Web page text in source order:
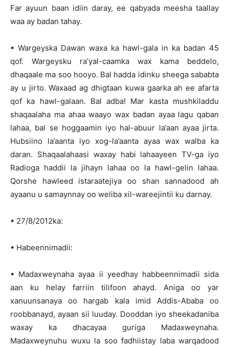
Far ayuun baan idiin daray, ee qabyada meesha taallay
waa ay badan tahay.
• Wargeyska Dawan waxa ka hawl-gala in ka badan 45
qof. Wargeysku ra’yal-caamka wax kama beddelo,
dhaqaale ma soo hooyo. Bal hadda idinku sheega sababta
ay u jirto. Waxaad ag dhigtaan kuwa gaarka ah ee afarta
qof ka hawl-galaan. Bal adba! Mar kasta mushkiladdu
shaqaalaha ma ahaa waayo wax badan ayaa lagu qaban
lahaa, bal se hoggaamin iyo hal-abuur la’aan ayaa jirta.
Hubsiino la’aanta iyo xog-la’aanta ayaa wax walba ka
daran. Shaqaalahaasi waxay habi lahaayeen TV-ga iyo
Radioga haddii la jihayn lahaa oo la hawl-gelin lahaa.
Qorshe hawleed istaraatejiya oo shan sannadood ah
ayaanu u samaynnay oo weliba xil-wareejintii ku darnay.
• 27/8/2012ka:
• Habeennimadii:
• Madaxweynaha ayaa ii yeedhay habbeennimadii sida
aan ku helay farriin tilifoon ahayd. Aniga oo yar
xanuunsanaya oo hargab kala imid Addis-Ababa oo
roobbanayd, ayaan sii luuday. Dooddan iyo sheekadaniba
waxay ka dhacayaa guriga Madaxweynaha.
Madaxweynuhu wuxu la soo fadhiistay laba warqadood